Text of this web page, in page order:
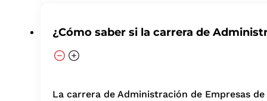
¿Cómo saber si la carrera de
La carrera de Administración de Empresas